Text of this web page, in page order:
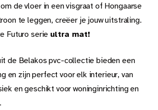
de vloer in een visgraat of Hongaarse
te leggen, creëer je jouw uitstraling.
Futuro serie ultra mat!
de Belakos pvc-collectie bieden een
en zijn perfect voor elk interieur, van
en geschikt voor woninginrichting en